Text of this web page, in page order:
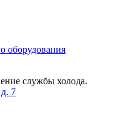
оборудования
службы холода.
7